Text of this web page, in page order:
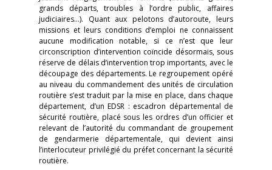
grands départs, troubles à l’ordre public, affaires
judiciaires…). Quant aux pelotons d’autoroute, leurs
missions et leurs conditions d’emploi ne connaissent
aucune modification notable, si ce n’est que leur
circonscription d’intervention coïncide désormais, sous
réserve de délais d’intervention trop importants, avec le
découpage des départements. Le regroupement opéré
au niveau du commandement des unités de circulation
routière s’est traduit par la mise en place, dans chaque
département, d’un EDSR : escadron départemental de
sécurité routière, placé sous les ordres d’un officier et
relevant de l’autorité du commandant de groupement
de gendarmerie départementale, qui devient ainsi
l’interlocuteur privilégié du préfet concernant la sécurité
routière.